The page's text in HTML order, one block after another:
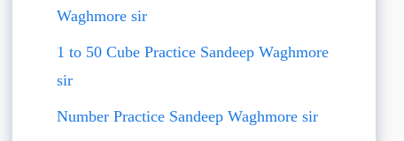
Waghmore sir
1 to 50 Cube Practice Sandeep Waghmore
sir
Number Practice Sandeep Waghmore sir